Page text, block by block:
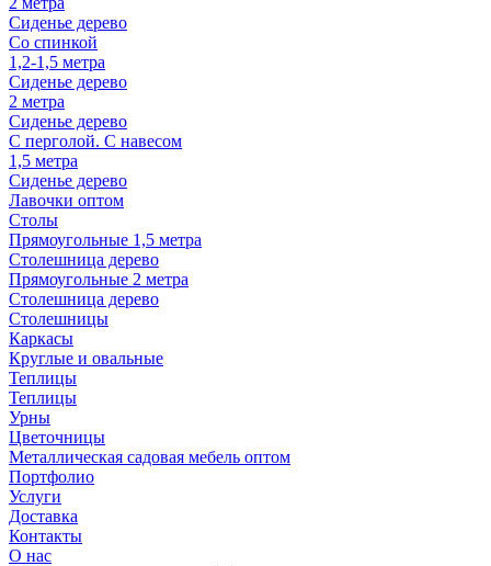
Сиденье дерево
Со спинкой
1,2-1,5 метра
Сиденье дерево
2 метра
Сиденье дерево
С перголой. С навесом
1,5 метра
Сиденье дерево
Лавочки оптом
Столы
Прямоугольные 1,5 метра
Столешница дерево
Прямоугольные 2 метра
Столешница дерево
Столешницы
Каркасы
Круглые и овальные
Теплицы
Теплицы
Урны
Цветочницы
Металлическая садовая мебель оптом
Портфолио
Услуги
Доставка
Контакты
О нас